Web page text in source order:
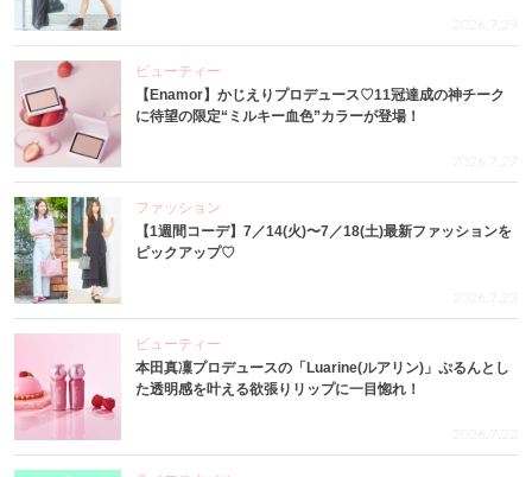
2026.7.29
ビューティー
【Enamor】かじえりプロデュース♡11冠達成の神チーク
に待望の限定“ミルキー血色”カラーが登場！
2026.7.27
ファッション
【1週間コーデ】7／14(火)〜7／18(土)最新ファッションを
ピックアップ♡
2026.7.23
ビューティー
本田真凜プロデュースの「Luarine(ルアリン)」ぷるんとし
た透明感を叶える欲張りリップに一目惚れ！
2026.7.22